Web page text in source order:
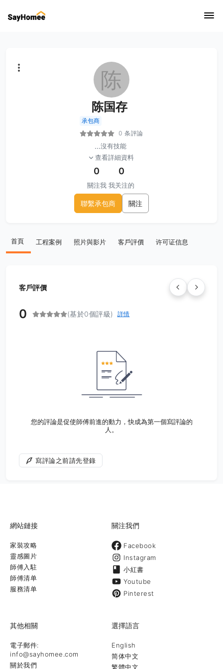
陈
陈国存
承包商
0 条評論
...沒有技能
查看詳細資料
0
關注我
0
我关注的
聯繫承包商 關注
首頁 工程案例 照片與影片 客戶評價 许可证信息
客戶評價
0 (基於0個評級) 詳情
您的評論是促使師傅前進的動力，快成為第一個寫評論的
人。
寫評論之前請先登錄
網站鏈接
家裝攻略
靈感圖片
師傅入駐
師傅清单
服務清单
關注我們
Facebook
Instagram
小紅書
Youtube
Pinterest
其他相關
電子郵件:
info@sayhomee.com
關於我們
選擇語言
English
简体中文
繁體中文